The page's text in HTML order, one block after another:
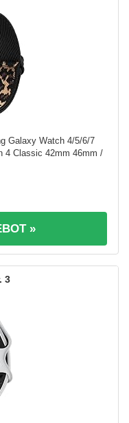
Galaxy Watch 4/5/6/7
4 Classic 42mm 46mm /
»
3